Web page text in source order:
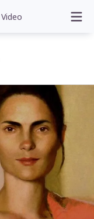
Video